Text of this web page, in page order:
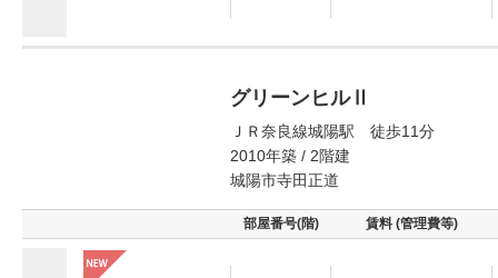
グリーンヒルⅡ
ＪＲ奈良線城陽駅 徒歩11分
2010年築 / 2階建
城陽市寺田正道
部屋番号(階) 賃料 (管理費等)